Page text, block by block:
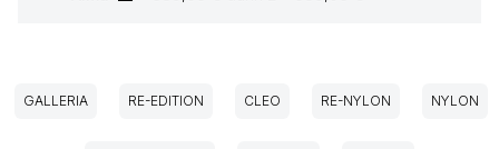
GALLERIA RE-EDITION CLEO RE-NYLON NYLON